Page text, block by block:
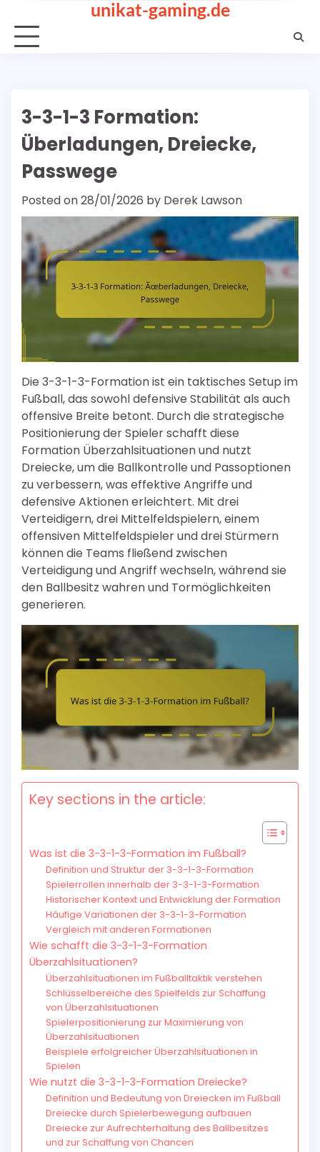
content
unikat-gaming.de
3-3-1-3 Formation:
Überladungen, Dreiecke,
Passwege
Posted on28/01/2026 by Derek Lawson
Die 3-3-1-3-Formation ist ein taktisches Setup im
Fußball, das sowohl defensive Stabilität als auch
offensive Breite betont. Durch die strategische
Positionierung der Spieler schafft diese
Formation Überzahlsituationen und nutzt
Dreiecke, um die Ballkontrolle und Passoptionen
zu verbessern, was effektive Angriffe und
defensive Aktionen erleichtert. Mit drei
Verteidigern, drei Mittelfeldspielern, einem
offensiven Mittelfeldspieler und drei Stürmern
können die Teams fließend zwischen
Verteidigung und Angriff wechseln, während sie
den Ballbesitz wahren und Tormöglichkeiten
generieren.
Key sections in the article:
Was ist die 3-3-1-3-Formation im Fußball?
Definition und Struktur der 3-3-1-3-Formation
Spielerrollen innerhalb der 3-3-1-3-Formation
Historischer Kontext und Entwicklung der Formation
Häufige Variationen der 3-3-1-3-Formation
Vergleich mit anderen Formationen
Wie schafft die 3-3-1-3-Formation
Überzahlsituationen?
Überzahlsituationen im Fußballtaktik verstehen
Schlüsselbereiche des Spielfelds zur Schaffung
von Überzahlsituationen
Spielerpositionierung zur Maximierung von
Überzahlsituationen
Beispiele erfolgreicher Überzahlsituationen in
Spielen
Wie nutzt die 3-3-1-3-Formation Dreiecke?
Definition und Bedeutung von Dreiecken im Fußball
Dreiecke durch Spielerbewegung aufbauen
Dreiecke zur Aufrechterhaltung des Ballbesitzes
und zur Schaffung von Chancen